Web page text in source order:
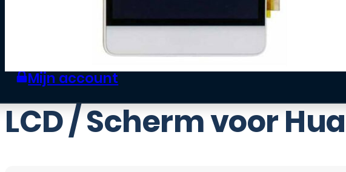
Zakelijke klant worden
Mijn account
LCD / Scherm voor